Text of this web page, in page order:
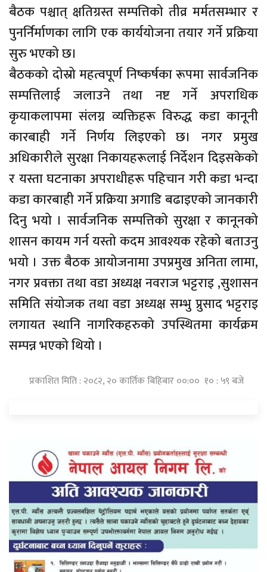
बैठक पश्चात् क्षतिग्रस्त सम्पत्तिको तीव्र मर्मतसम्भार र
पुनर्निर्माणका लागि एक कार्ययोजना तयार गर्ने प्रक्रिया
सुरु भएको छ।
बैठकको दोस्रो महत्वपूर्ण निष्कर्षका रूपमा सार्वजनिक
सम्पत्तिलाई जलाउने तथा नष्ट गर्ने अपराधिक
कृयाकलापमा संलग्न व्यक्तिहरू विरुद्ध कडा कानूनी
कारबाही गर्ने निर्णय लिइएको छ। नगर प्रमुख
अधिकारीले सुरक्षा निकायहरूलाई निर्देशन दिइसकेको
र यस्ता घटनाका अपराधीहरू पहिचान गरी कडा भन्दा
कडा कारबाही गर्ने प्रक्रिया अगाडि बढाइएको जानकारी
दिनु भयो । सार्वजनिक सम्पत्तिको सुरक्षा र कानूनको
शासन कायम गर्न यस्तो कदम आवश्यक रहेको बताउनु
भयो । उक्त बैठक आयोजनामा उपप्रमुख अनिता लामा,
नगर प्रवक्ता तथा वडा अध्यक्ष नवराज भट्टराइ ,सुशासन
समिति संयोजक तथा वडा अध्यक्ष सम्भु प्रुसाद भट्टराइ
लगायत स्थानि नागरिकहरुको उपस्थितमा कार्यक्रम
सम्पन्न भएको थियो ।
प्रकाशित मिति : २०८२, २० कार्तिक बिहिबार ००:०० १० : ५९ बजे